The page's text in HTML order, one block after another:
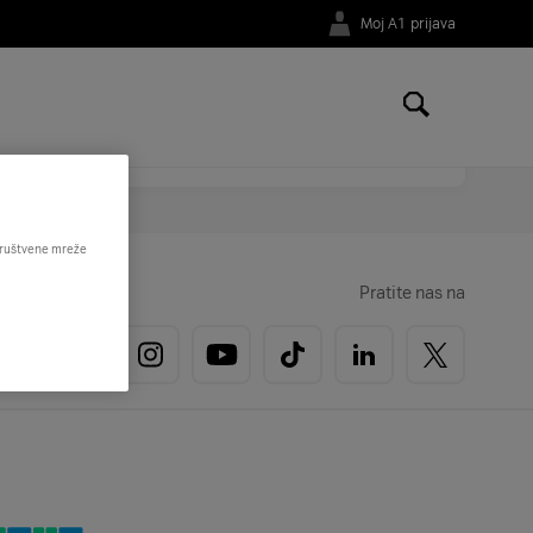
Moj A1 prijava
Pratite nas na
mreže